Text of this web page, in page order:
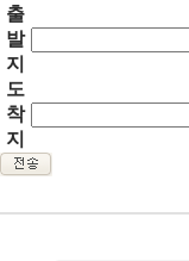
출
발
지
도
착
지